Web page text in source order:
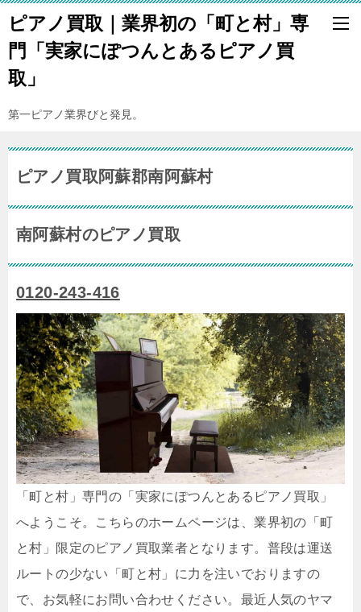
ピアノ買取｜業界初の「町と村」専
門「実家にぽつんとあるピアノ買
取」
第一ピアノ業界びと発見。
ピアノ買取阿蘇郡南阿蘇村
南阿蘇村のピアノ買取
0120-243-416
「町と村」専門の「実家にぽつんとあるピアノ買取」
へようこそ。こちらのホームページは、業界初の「町
と村」限定のピアノ買取業者となります。普段は運送
ルートの少ない「町と村」に力を注いでおりますの
で、お気軽にお問い合わせください。最近人気のヤマ